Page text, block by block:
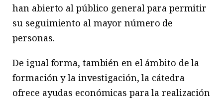
han abierto al público general para permitir
su seguimiento al mayor número de
personas.
De igual forma, también en el ámbito de la
formación y la investigación, la cátedra
ofrece ayudas económicas para la realización